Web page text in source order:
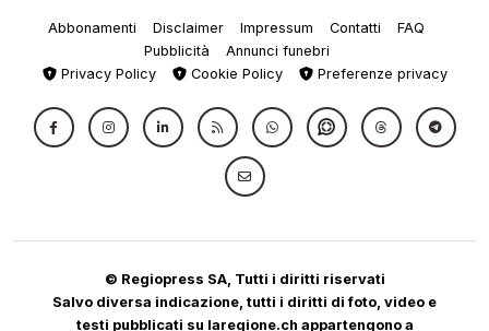
Abbonamenti Disclaimer Impressum Contatti
FAQ
Pubblicità
Annunci funebri
Privacy Policy
Cookie Policy Preferenze privacy
© Regiopress SA, Tutti i diritti riservati
Salvo diversa indicazione, tutti i diritti di foto, video e
testi pubblicati su laregione.ch appartengono a